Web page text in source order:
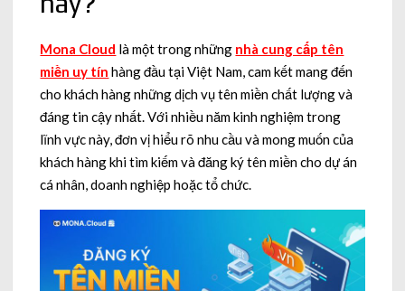
Mona Cloud là một trong những nhà cung cấp tên
miền uy tín hàng đầu tại Việt Nam, cam kết mang đến
cho khách hàng những dịch vụ tên miền chất lượng và
đáng tin cậy nhất. Với nhiều năm kinh nghiệm trong
lĩnh vực này, đơn vị hiểu rõ nhu cầu và mong muốn của
khách hàng khi tìm kiếm và đăng ký tên miền cho dự án
cá nhân, doanh nghiệp hoặc tổ chức.